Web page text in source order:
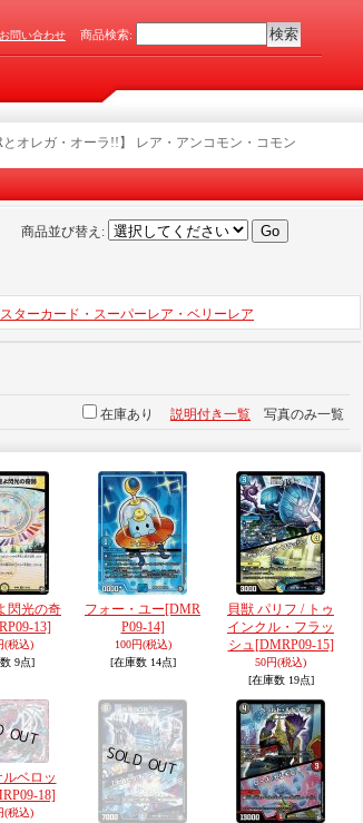
お問い合わせ 商品検索:
オレガ・オーラ!!】 レア・アンコモン・コモン
商品並び替え :
ターカード・スーパーレア・ベリーレア
在庫あり 説明付き一覧 写真のみ一覧
閃光の奇
13]
(税込)
9点]
フォー・ユー[DMR
P09-14]
100円(税込)
[在庫数 14点]
貝獣 パリフ / トゥ
インクル・フラッ
シュ[DMRP09-15]
50円(税込)
[在庫数 19点]
ベロッ
18]
(税込)